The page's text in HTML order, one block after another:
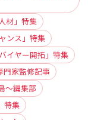
材」特集
ンス」特集
イヤー開拓」特集
門家監修記事
〜編集部
特集